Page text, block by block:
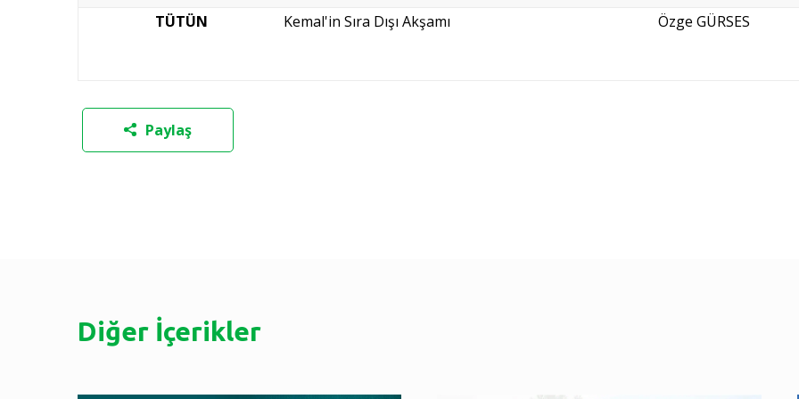
TÜTÜN Kemal'in Sıra Dışı Akşamı Özge GÜRSES
Paylaş
Diğer İçerikler